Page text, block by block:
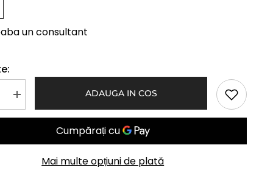
un consultant
Mareste
cantitatea
pentru
On
ADAUGA IN COS
Mai multe opțiuni de plată